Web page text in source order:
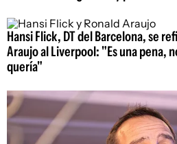
Hansi Flick, DT del Barcelona, se
Araujo al Liverpool: "Es una pena,
quería"